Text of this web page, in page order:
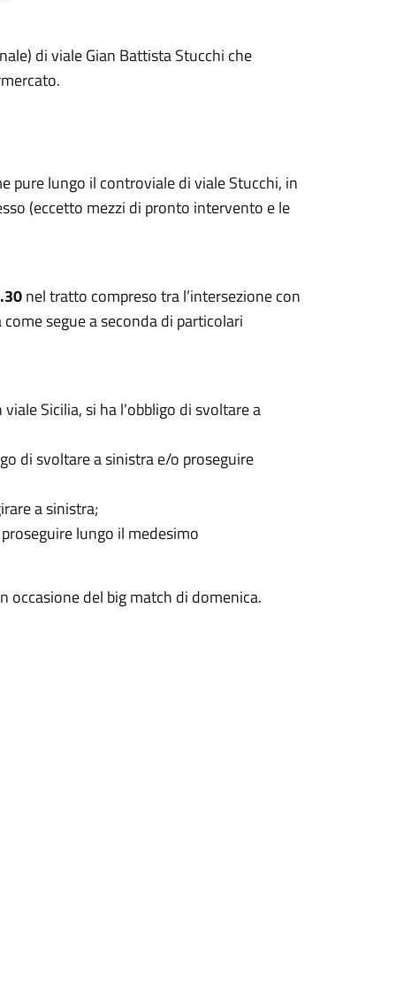
di viale Gian Battista Stucchi che
pure lungo il controviale di viale Stucchi, in
(eccetto mezzi di pronto intervento e le
nel tratto compreso tra l’intersezione con
segue a seconda di particolari
Sicilia, si ha l’obbligo di svoltare a
di svoltare a sinistra e/o proseguire
a sinistra;
lungo il medesimo
occasione del big match di domenica.